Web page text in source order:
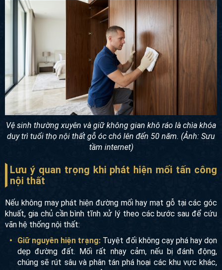
Vệ sinh thường xuyên và giữ không gian khô ráo là chìa khóa
duy trì tuổi thọ nội thất gỗ óc chó lên đến 50 năm. (Ảnh: Sưu
tầm internet)
Lưu ý quan trọng khi phát hiện mối tấn công
nội thất
Nếu không may phát hiện đường mối hay mạt gỗ tại các góc
khuất, gia chủ cần bình tĩnh xử lý theo các bước sau để cứu
vãn hệ thống nội thất:
Giữ nguyên hiện trạng: Tuyệt đối không cạy phá hay dọn
dẹp đường đất. Mối rất nhạy cảm, nếu bị đánh động,
chúng sẽ rút sâu và phân tán phá hoại các khu vực khác,